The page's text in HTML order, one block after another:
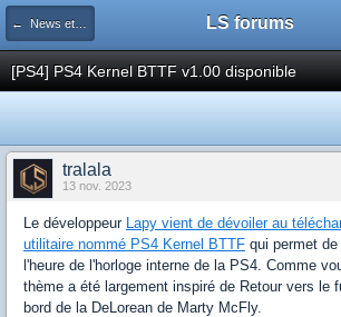
← News et actualités postées sur LS LS forums
[PS4] PS4 Kernel BTTF v1.00 disponible
tralala
13 nov. 2023
Le développeur Lapy vient de dévoiler au
utilitaire nommé PS4 Kernel BTTF qui permet
l'heure de l'horloge interne de la PS4. Comme
thème a été largement inspiré de Retour vers le
bord de la DeLorean de Marty McFly.